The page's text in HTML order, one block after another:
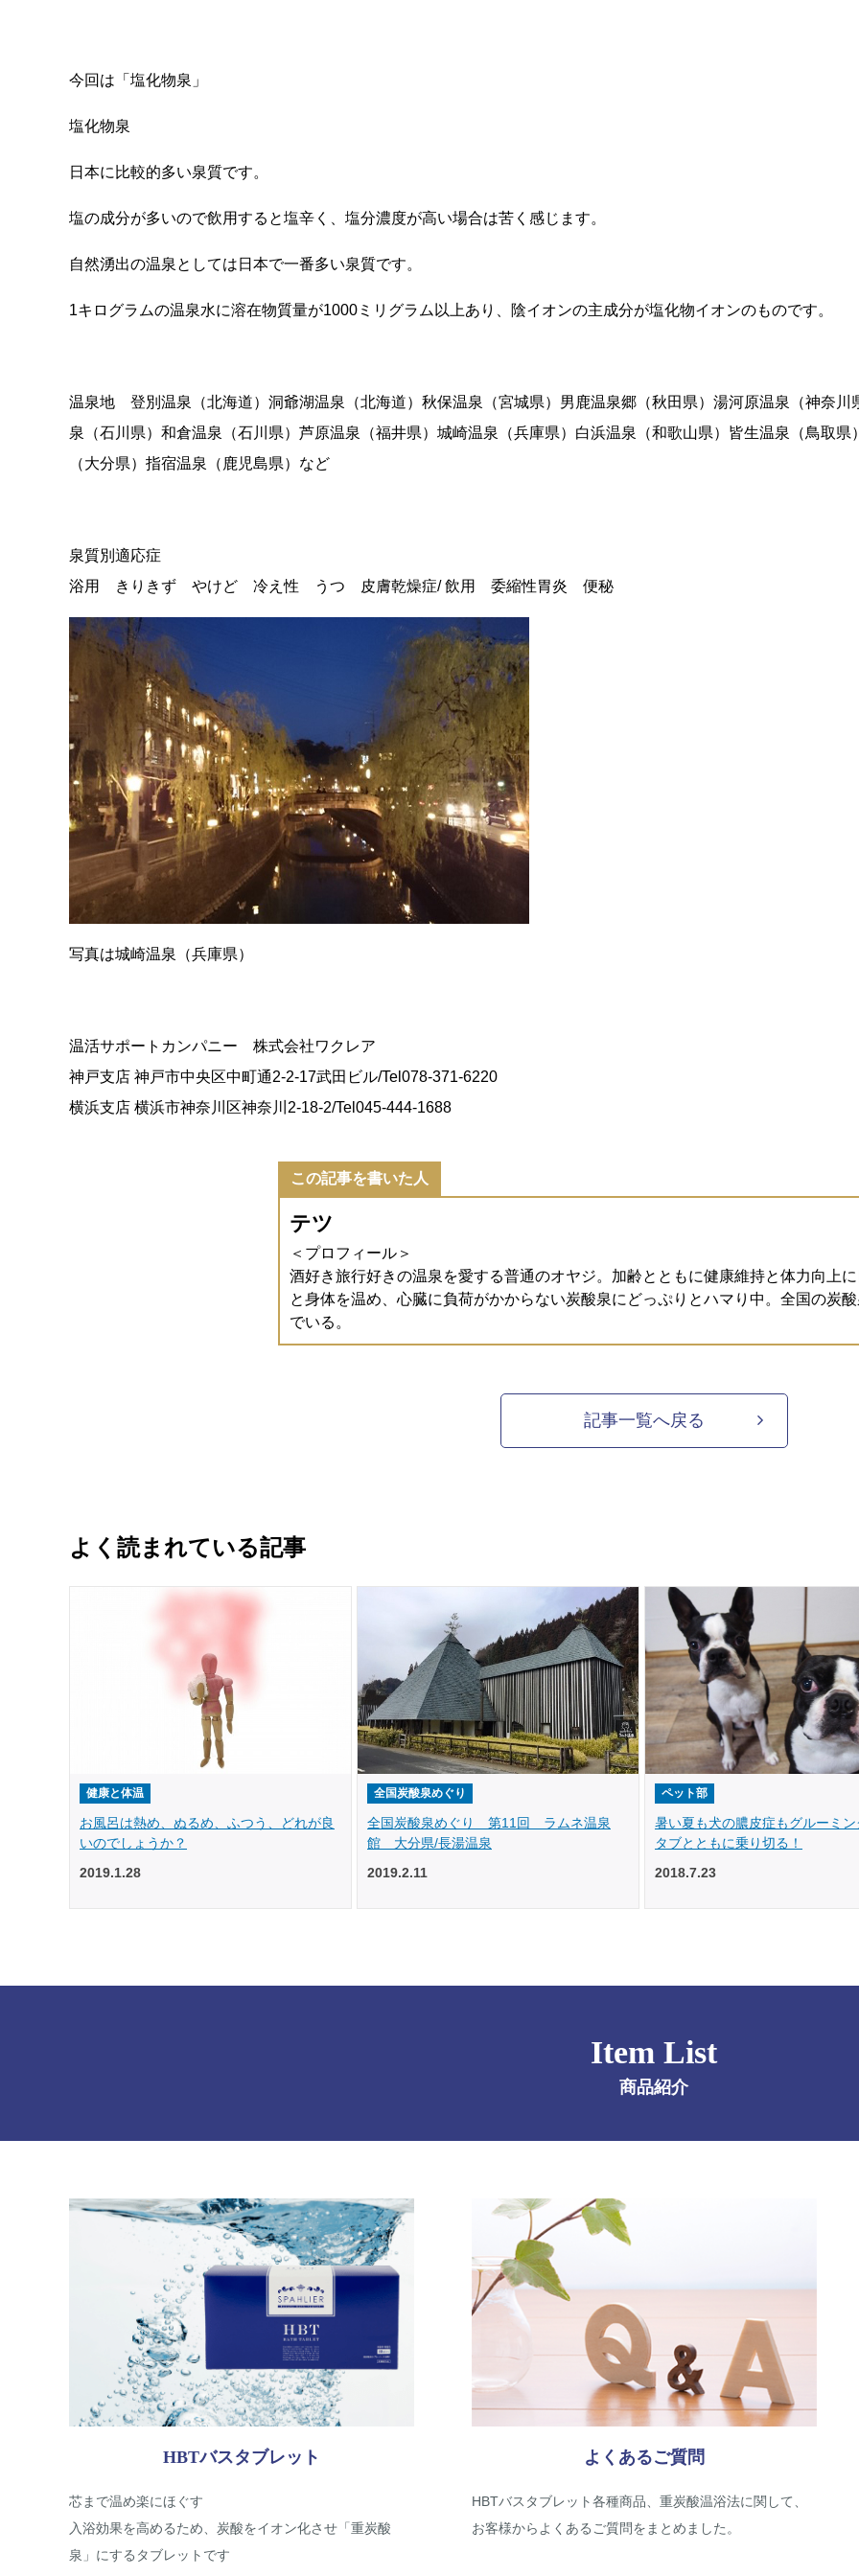
今回は「塩化物泉」
塩化物泉
日本に比較的多い泉質です。
塩の成分が多いので飲用すると塩辛く、塩分濃度が高い場合は苦く感じます。
自然湧出の温泉としては日本で一番多い泉質です。
1キログラムの温泉水に溶在物質量が1000ミリグラム以上あり、陰イオンの主成分が塩化物イオンのものです。
温泉地 登別温泉（北海道）洞爺湖温泉（北海道）秋保温泉（宮城県）男鹿温泉郷（秋田県）湯河原温泉（神奈川
泉（石川県）和倉温泉（石川県）芦原温泉（福井県）城崎温泉（兵庫県）白浜温泉（和歌山県）皆生温泉（鳥取
（大分県）指宿温泉（鹿児島県）など
泉質別適応症
浴用 きりきず やけど 冷え性 うつ 皮膚乾燥症/ 飲用 委縮性胃炎 便秘
写真は城崎温泉（兵庫県）
温活サポートカンパニー 株式会社ワクレア
神戸支店 神戸市中央区中町通2-2-17武田ビル/Tel078-371-6220
横浜支店 横浜市神奈川区神奈川2-18-2/Tel045-444-1688
この記事を書いた人
テツ
＜プロフィール＞
酒好き旅行好きの温泉を愛する普通のオヤジ。加齢とともに健康維持と体力向上
と身体を温め、心臓に負荷がかからない炭酸泉にどっぷりとハマり中。全国の炭
でいる。
記事一覧へ戻る
よく読まれている記事
健康と体温
お風呂は熱め、ぬるめ、ふつう、どれが良
いのでしょうか？
2019.1.28
全国炭酸泉めぐり
全国炭酸泉めぐり 第11回 ラムネ温泉
館 大分県/長湯温泉
2019.2.11
ペット部
暑い夏も犬の膿皮症もグルーミン
タブとともに乗り切る！
2018.7.23
Item List
商品紹介
HBTバスタブレット
芯まで温め楽にほぐす
入浴効果を高めるため、炭酸をイオン化させ「重炭酸
泉」にするタブレットです
よくあるご質問
HBTバスタブレット各種商品、重炭酸温浴法に関して、
お客様からよくあるご質問をまとめました。